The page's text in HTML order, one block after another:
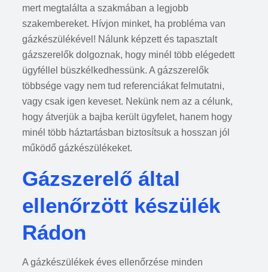
mert megtalálta a szakmában a legjobb
szakembereket. Hívjon minket, ha probléma van
gázkészülékével! Nálunk képzett és tapasztalt
gázszerelők dolgoznak, hogy minél több elégedett
ügyféllel büszkélkedhessünk. A gázszerelők
többsége vagy nem tud referenciákat felmutatni,
vagy csak igen keveset. Nekünk nem az a célunk,
hogy átverjük a bajba került ügyfelet, hanem hogy
minél több háztartásban biztosítsuk a hosszan jól
működő gázkészülékeket.
Gázszerelő által
ellenőrzött készülék
Rádon
A gázkészülékek éves ellenőrzése minden